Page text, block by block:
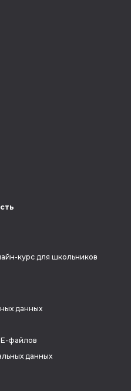
курс для школьников
данных
файлов
данных